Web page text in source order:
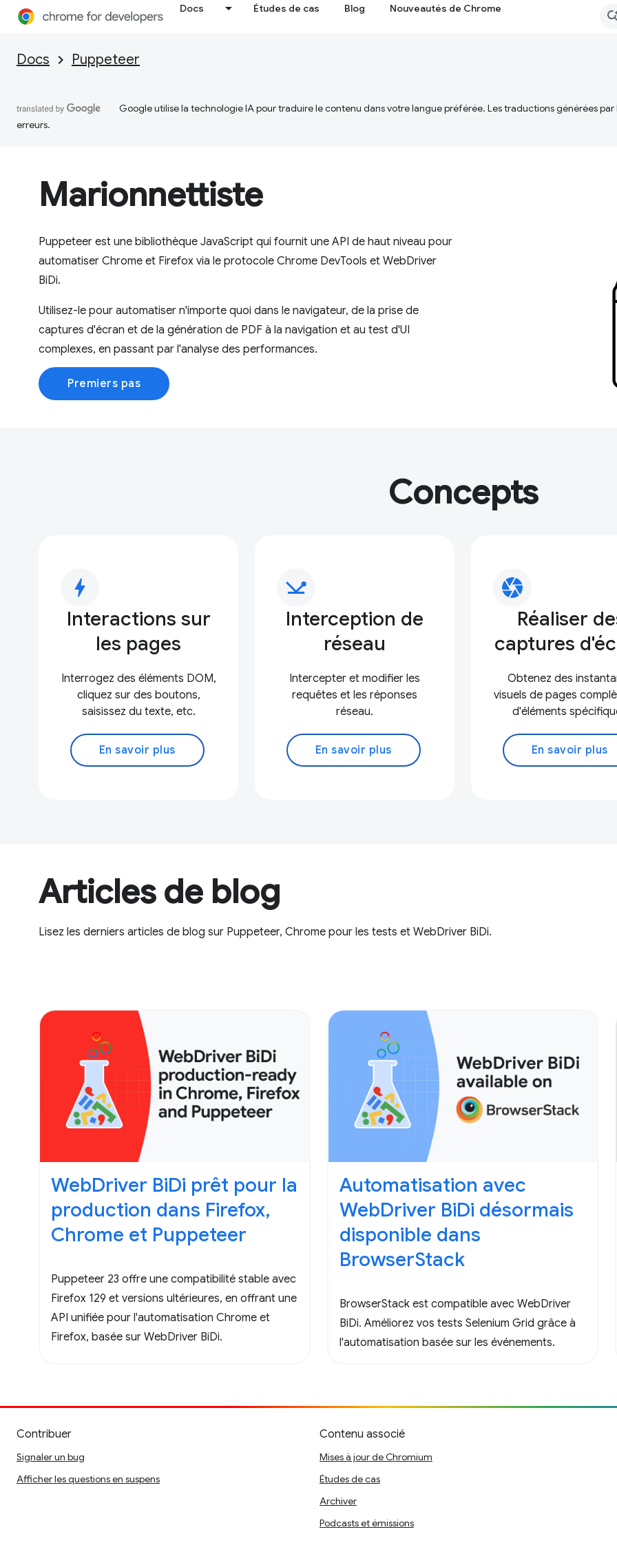
Docs Études de cas Blog Nouveautés de Chrome
Docs Puppeteer
Google utilise la technologie IA pour traduire le contenu dans votre langue préférée. Les traductions générées
erreurs.
Marionnettiste
Puppeteer est une bibliothèque JavaScript qui fournit une API de haut niveau pour
automatiser Chrome et Firefox via le protocole Chrome DevTools et WebDriver
BiDi.
Utilisez-le pour automatiser n'importe quoi dans le navigateur, de la prise de
captures d'écran et de la génération de PDF à la navigation et au test d'UI
complexes, en passant par l'analyse des performances.
Premiers pas
Concepts
bolt
Interactions sur
les pages
Interrogez des éléments DOM,
cliquez sur des boutons,
saisissez du texte, etc.
En savoir plus
network_ping
Interception de
réseau
Intercepter et modifier les
requêtes et les réponses
réseau.
En savoir plus
camera
Réaliser
captures
Obtenez des
visuels de pages
d'éléments
En savoir plus
Articles de blog
Lisez les derniers articles de blog sur Puppeteer, Chrome pour les tests et WebDriver BiDi.
WebDriver BiDi prêt pour la
production dans Firefox,
Chrome et Puppeteer
Puppeteer 23 offre une compatibilité stable avec
Firefox 129 et versions ultérieures, en offrant une
API unifiée pour l'automatisation Chrome et
Firefox, basée sur WebDriver BiDi.
Automatisation avec
WebDriver BiDi désormais
disponible dans
BrowserStack
BrowserStack est compatible avec WebDriver
BiDi. Améliorez vos tests Selenium Grid grâce à
l'automatisation basée sur les événements.
Contribuer
Signaler un bug
Afficher les questions en suspens
Contenu associé
Mises à jour de Chromium
Études de cas
Archiver
Podcasts et émissions